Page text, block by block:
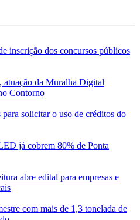
inscrição dos concursos públicos
atuação da Muralha Digital
Contorno
solicitar o uso de créditos do
já cobrem 80% de Ponta
abre edital para empresas e
com mais de 1,3 tonelada de